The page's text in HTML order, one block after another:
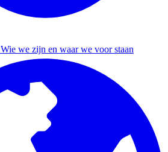
Wie we zijn en waar we voor staan